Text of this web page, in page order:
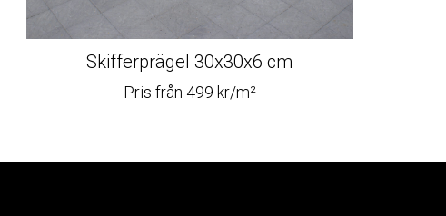
Skifferprägel 30x30x6 cm
Pris från 499 kr/m²